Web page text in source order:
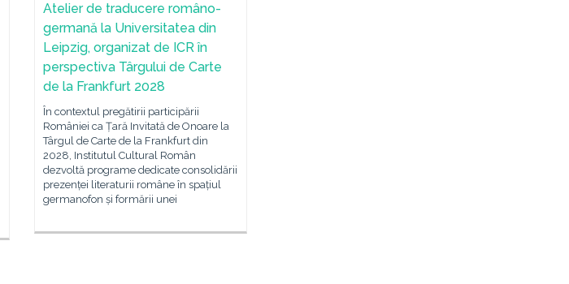
Atelier de traducere româno-
germană la Universitatea din
Leipzig, organizat de ICR în
perspectiva Târgului de Carte
de la Frankfurt 2028
În contextul pregătirii participării
României ca Țară Invitată de Onoare la
Târgul de Carte de la Frankfurt din
2028, Institutul Cultural Român
dezvoltă programe dedicate consolidării
prezenței literaturii române în spațiul
germanofon și formării unei